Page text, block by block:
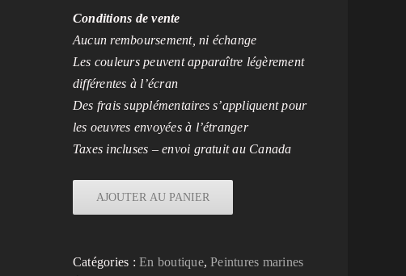
Conditions de vente
Aucun remboursement, ni échange
Les couleurs peuvent apparaître légèrement
différentes à l’écran
Des frais supplémentaires s’appliquent pour
les oeuvres envoyées à l’étranger
Taxes incluses – envoi gratuit au Canada
AJOUTER AU PANIER
Catégories :En boutique,Peintures marines